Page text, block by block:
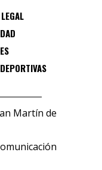
Martín de